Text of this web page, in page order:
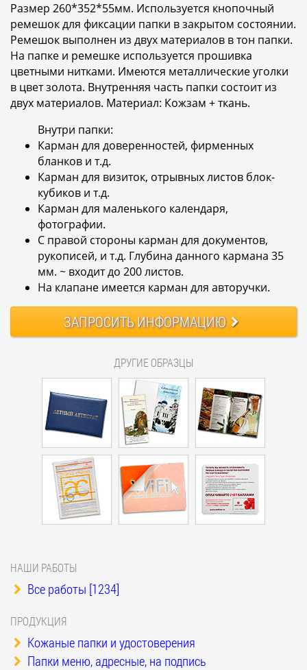
Размер 260*352*55мм. Используется кнопочный
ремешок для фиксации папки в закрытом состоянии.
Ремешок выполнен из двух материалов в тон папки.
На папке и ремешке используется прошивка
цветными нитками. Имеются металлические уголки
в цвет золота. Внутренняя часть папки состоит из
двух материалов. Материал: Кожзам + ткань.
Внутри папки:
Карман для доверенностей, фирменных
бланков и т.д.
Карман для визиток, отрывных листов блок-
кубиков и т.д.
Карман для маленького календаря,
фотографии.
С правой стороны карман для документов,
рукописей, и т.д. Глубина данного кармана 35
мм. ~ входит до 200 листов.
На клапане имеется карман для авторучки.
ЗАПРОСИТЬИНФОРМАЦИЮ
ДРУГИЕ ОБРАЗЦЫ
НАШИ РАБОТЫ
Все работы [1234]
ПРОДУКЦИЯ
Кожаные папки и удостоверения
Папки меню, адресные, на подпись